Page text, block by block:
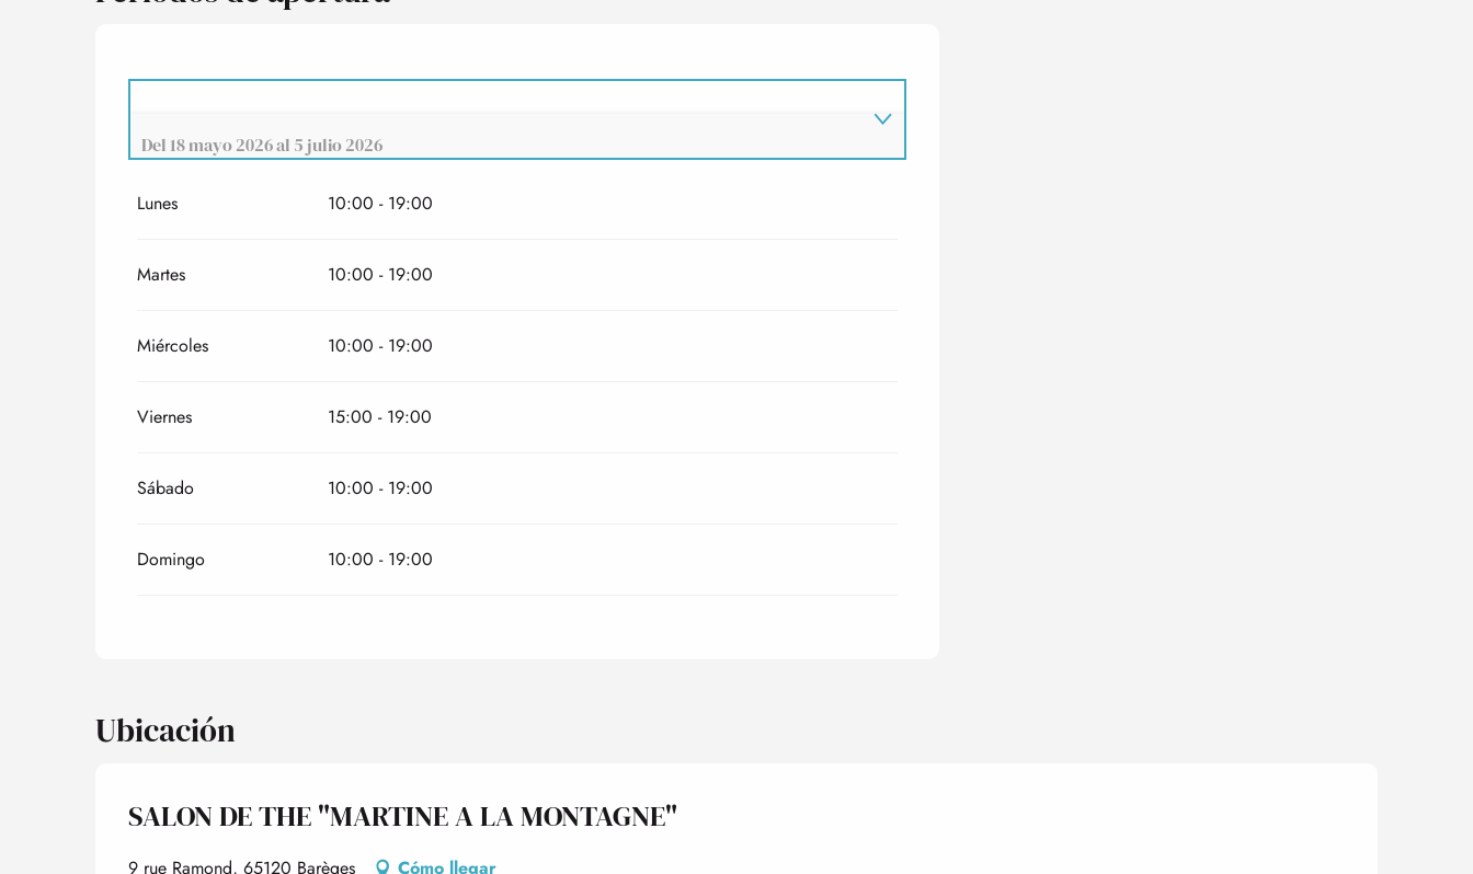
Del5 enero 2026 6 febrero 2026
Del7 febrero 2026 8 marzo 2026
Del 9 marzo 2026 5 abril 2026
Del 18 mayo 2026al 5 julio 2026
Lunes 10:00 - 19:00
Martes 10:00 - 19:00
Miércoles 10:00 - 19:00
Viernes 15:00 - 19:00
Sábado 10:00 - 19:00
Domingo 10:00 - 19:00
Ubicación
SALON DE THE "MARTINE A LA MONTAGNE"
9 rue Ramond, 65120 Barèges Cómo llegar